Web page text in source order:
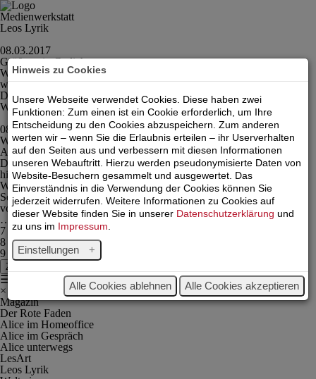
Medienwerkstatt
Leos Lyrik
08.03.2017
Größe - ein Gedicht
Wenn das Tun in dieser Zeit, ist ein Refugium,
welcher der auch bleibt;
Der Poeten hohe Gaben,…
Weiterlesen
08.03.2017
Wunderschön
Alles Kluge und Gerechte, kommet von
Der ewigen HÖH´, der Dichter weiset sich seinen Weg,
hier…
Weiterlesen
Seite 9 von 9
vorherige
…
7
8
9
Zurück
☰
×
Magazin
Der Rote Faden
Alice im Homeoffice
Alice im Gespräch
Alice unterwegs
LesArt
Leos Lyrik
Hinweis zu Cookies
Unsere Webseite verwendet Cookies. Diese haben zwei
Funktionen: Zum einen ist ein Cookie erforderlich, um Ihre
Entscheidung zu den Cookies abzuspeichern. Zum anderen
werten wir – wenn Sie die Erlaubnis erteilen – ihr Userverhalten
auf den Seiten aus und verbessern mit diesen Informationen
unseren Webauftritt. Hierzu werden pseudonymisierte Daten von
Website-Besuchern gesammelt und ausgewertet. Das
Einverständnis in die Verwendung der Cookies können Sie
jederzeit widerrufen. Weitere Informationen zu Cookies auf
dieser Website finden Sie in unserer Datenschutzerklärung und
zu uns im Impressum
Einstellungen
Alle Cookies ablehnen Alle Cookies akzeptieren